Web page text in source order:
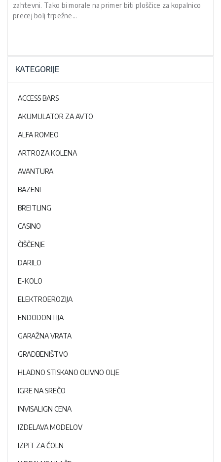
zahtevni. Tako bi morale na primer biti ploščice za kopalnico
precej bolj trpežne…
KATEGORIJE
ACCESS BARS
AKUMULATOR ZA AVTO
ALFA ROMEO
ARTROZA KOLENA
AVANTURA
BAZENI
BREITLING
CASINO
ČIŠČENJE
DARILO
E-KOLO
ELEKTROEROZIJA
ENDODONTIJA
GARAŽNA VRATA
GRADBENIŠTVO
HLADNO STISKANO OLIVNO OLJE
IGRE NA SREČO
INVISALIGN CENA
IZDELAVA MODELOV
IZPIT ZA ČOLN